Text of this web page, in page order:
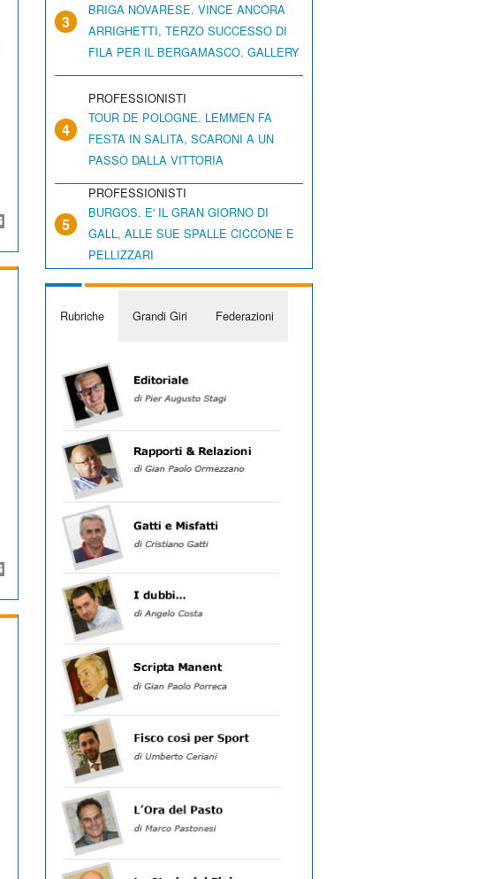
3
BRIGA NOVARESE. VINCE ANCORA
ARRIGHETTI, TERZO SUCCESSO DI
FILA PER IL BERGAMASCO. GALLERY
4
PROFESSIONISTI
TOUR DE POLOGNE. LEMMEN FA
FESTA IN SALITA, SCARONI A UN
PASSO DALLA VITTORIA
5
PROFESSIONISTI
BURGOS. E' IL GRAN GIORNO DI
GALL, ALLE SUE SPALLE CICCONE E
PELLIZZARI
Rubriche Grandi Giri Federazioni